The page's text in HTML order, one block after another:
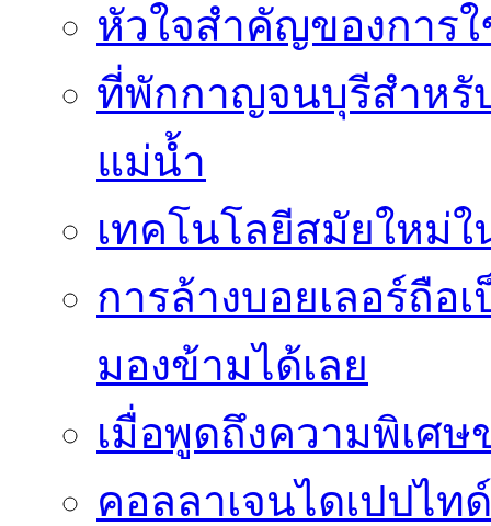
หัวใจสำคัญของการ
ที่พักกาญจนบุรีสำหรั
แม่น้ำ
เทคโนโลยีสมัยใหม่ใน
การล้างบอยเลอร์ถื
มองข้ามได้เลย
เมื่อพูดถึงความพิเศษ
คอลลาเจนไดเปปไท